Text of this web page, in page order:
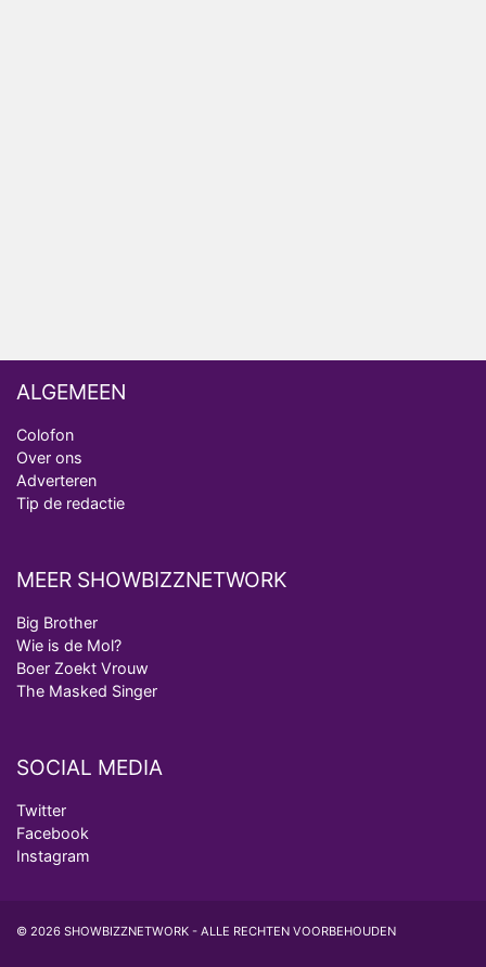
ALGEMEEN
Colofon
Over ons
Adverteren
Tip de redactie
MEER SHOWBIZZNETWORK
Big Brother
Wie is de Mol?
Boer Zoekt Vrouw
The Masked Singer
SOCIAL MEDIA
Twitter
Facebook
Instagram
© 2026 SHOWBIZZNETWORK - ALLE RECHTEN VOORBEHOUDEN